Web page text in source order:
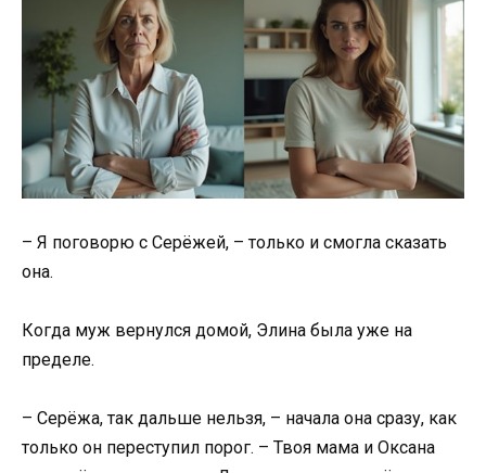
– Я поговорю с Серёжей, – только и смогла сказать
она.
Когда муж вернулся домой, Элина была уже на
пределе.
– Серёжа, так дальше нельзя, – начала она сразу, как
только он переступил порог. – Твоя мама и Оксана